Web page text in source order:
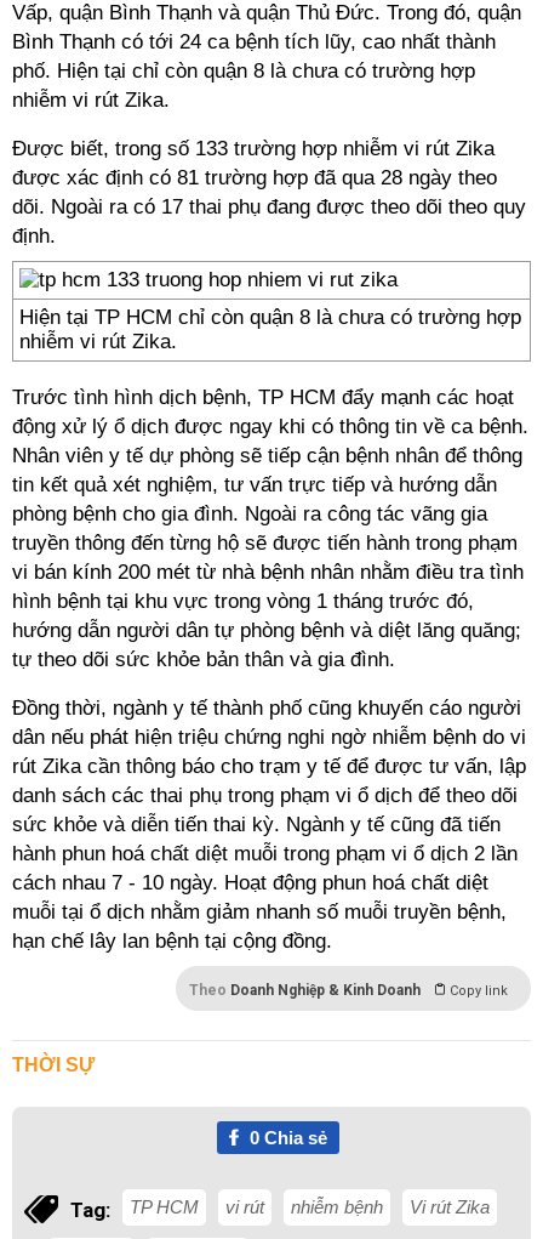
Vấp, quận Bình Thạnh và quận Thủ Đức. Trong đó, quận
Bình Thạnh có tới 24 ca bệnh tích lũy, cao nhất thành
phố. Hiện tại chỉ còn quận 8 là chưa có trường hợp
nhiễm vi rút Zika.
Được biết, trong số 133 trường hợp nhiễm vi rút Zika
được xác định có 81 trường hợp đã qua 28 ngày theo
dõi. Ngoài ra có 17 thai phụ đang được theo dõi theo quy
định.
Hiện tại TP HCM chỉ còn quận 8 là chưa có trường hợp
nhiễm vi rút Zika.
Trước tình hình dịch bệnh, TP HCM đẩy mạnh các hoạt
động xử lý ổ dịch được ngay khi có thông tin về ca bệnh.
Nhân viên y tế dự phòng sẽ tiếp cận bệnh nhân để thông
tin kết quả xét nghiệm, tư vấn trực tiếp và hướng dẫn
phòng bệnh cho gia đình. Ngoài ra công tác vãng gia
truyền thông đến từng hộ sẽ được tiến hành trong phạm
vi bán kính 200 mét từ nhà bệnh nhân nhằm điều tra tình
hình bệnh tại khu vực trong vòng 1 tháng trước đó,
hướng dẫn người dân tự phòng bệnh và diệt lăng quăng;
tự theo dõi sức khỏe bản thân và gia đình.
Đồng thời, ngành y tế thành phố cũng khuyến cáo người
dân nếu phát hiện triệu chứng nghi ngờ nhiễm bệnh do vi
rút Zika cần thông báo cho trạm y tế để được tư vấn, lập
danh sách các thai phụ trong phạm vi ổ dịch để theo dõi
sức khỏe và diễn tiến thai kỳ. Ngành y tế cũng đã tiến
hành phun hoá chất diệt muỗi trong phạm vi ổ dịch 2 lần
cách nhau 7 - 10 ngày. Hoạt động phun hoá chất diệt
muỗi tại ổ dịch nhằm giảm nhanh số muỗi truyền bệnh,
hạn chế lây lan bệnh tại cộng đồng.
Theo Doanh Nghiệp & Kinh Doanh Copy link
THỜI SỰ
0Chia sẻ
Tag: TP HCM vi rút nhiễm bệnh Vi rút Zika